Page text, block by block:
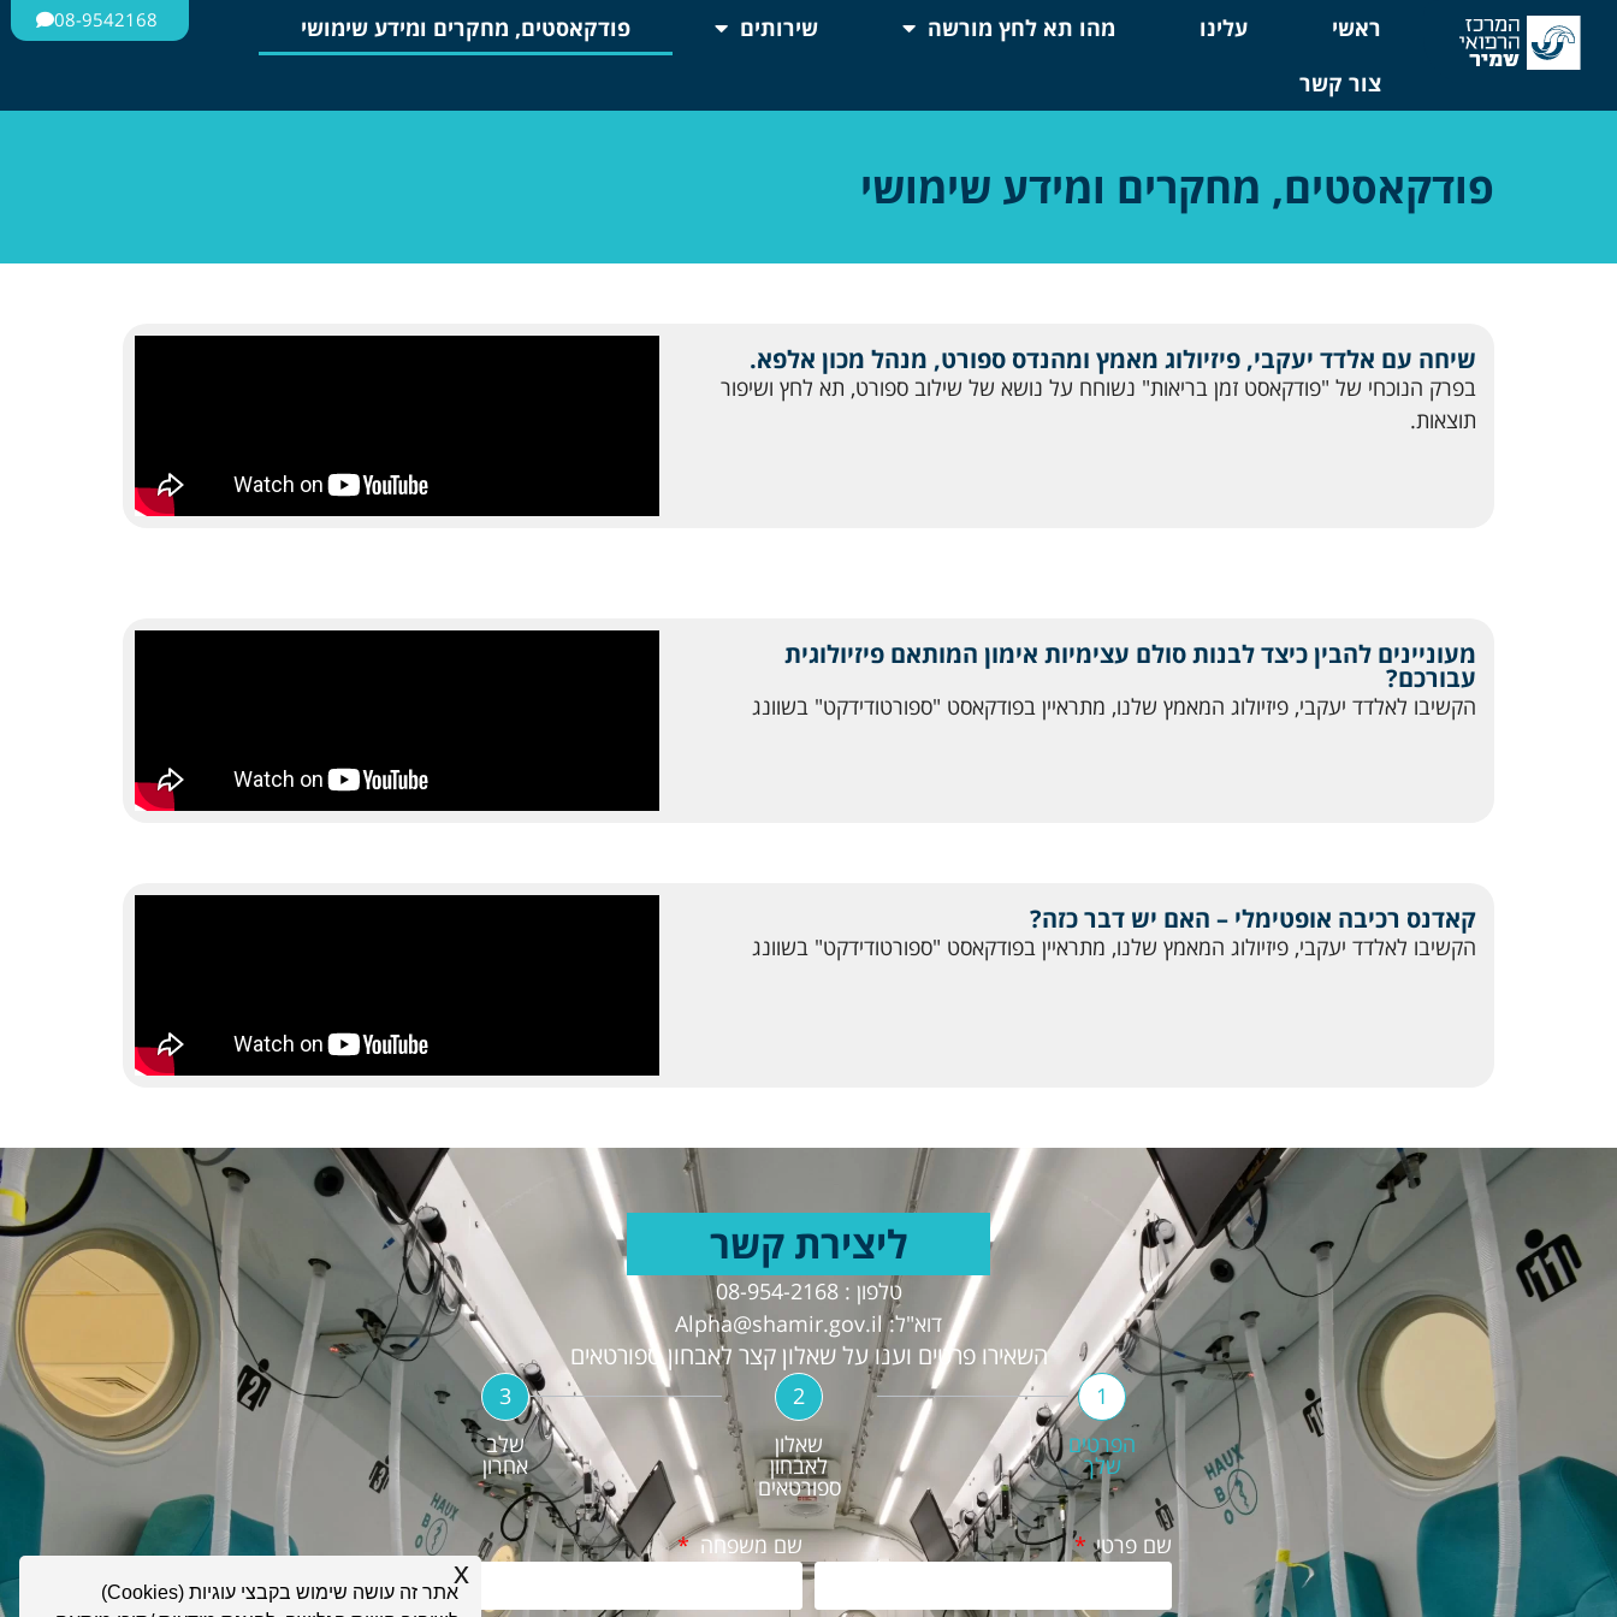
לתוכן ראשי עלינו מהו תא לחץ מורשה שירותים
פודקאסטים, מחקרים ומידע שימושי
צור קשר
08-9542168
פודקאסטים, מחקרים ומידע שימושי
שיחה עם אלדד יעקבי, פיזיולוג מאמץ ומהנדס ספורט, מנהל מכון אלפא.
בפרק הנוכחי של "פודקאסט זמן בריאות" נשוחח על נושא של שילוב ספורט, תא לחץ ושיפור
תוצאות.
מעוניינים להבין כיצד לבנות סולם עצימיות אימון המותאם פיזיולוגית
עבורכם?
הקשיבו לאלדד יעקבי, פיזיולוג המאמץ שלנו, מתראיין בפודקאסט "ספורטודידקט" בשוונג
קאדנס רכיבה אופטימלי – האם יש דבר כזה?
הקשיבו לאלדד יעקבי, פיזיולוג המאמץ שלנו, מתראיין בפודקאסט "ספורטודידקט" בשוונג
ליצירת קשר
טלפון : 08-954-2168
דוא"ל:Alpha@shamir.gov.il
השאירו פרטים וענו על שאלון קצר לאבחון ספורטאים
1
הפרטים
שלך
2
שאלון
לאבחון
ספורטאים
3
שלב
אחרון
שם פרטי שם משפחה
אתר זה עושה שימוש בקבצי עוגיות (Cookies)
x